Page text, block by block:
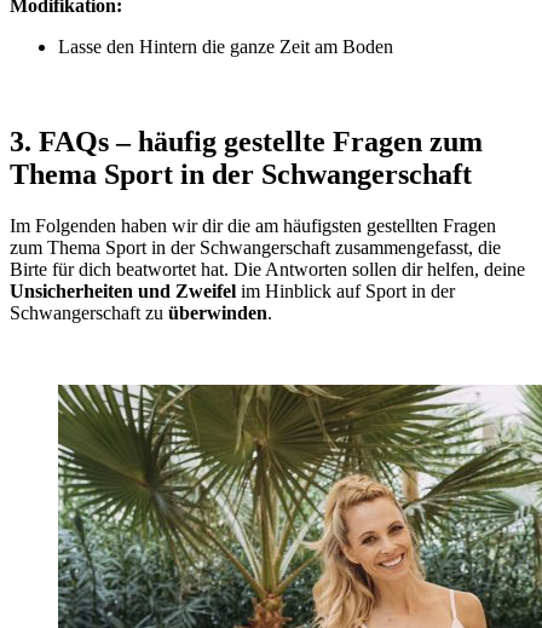
Modifikation:
Lasse den Hintern die ganze Zeit am Boden
3. FAQs – häufig gestellte Fragen zum
Thema Sport in der Schwangerschaft
Im Folgenden haben wir dir die am häufigsten gestellten Fragen
zum Thema Sport in der Schwangerschaft zusammengefasst, die
Birte für dich beatwortet hat. Die Antworten sollen dir helfen, deine
Unsicherheiten und Zweifel im Hinblick auf Sport in der
Schwangerschaft zu überwinden.